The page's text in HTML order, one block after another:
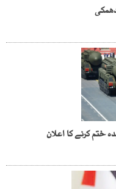
ختم کرنے کا اعلان